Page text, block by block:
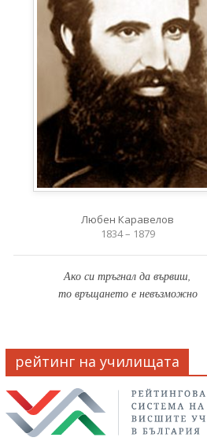
Любен Каравелов
1834 – 1879
Ако си тръгнал да вървиш,
то връщането е невъзможно
рейтинг на училищата